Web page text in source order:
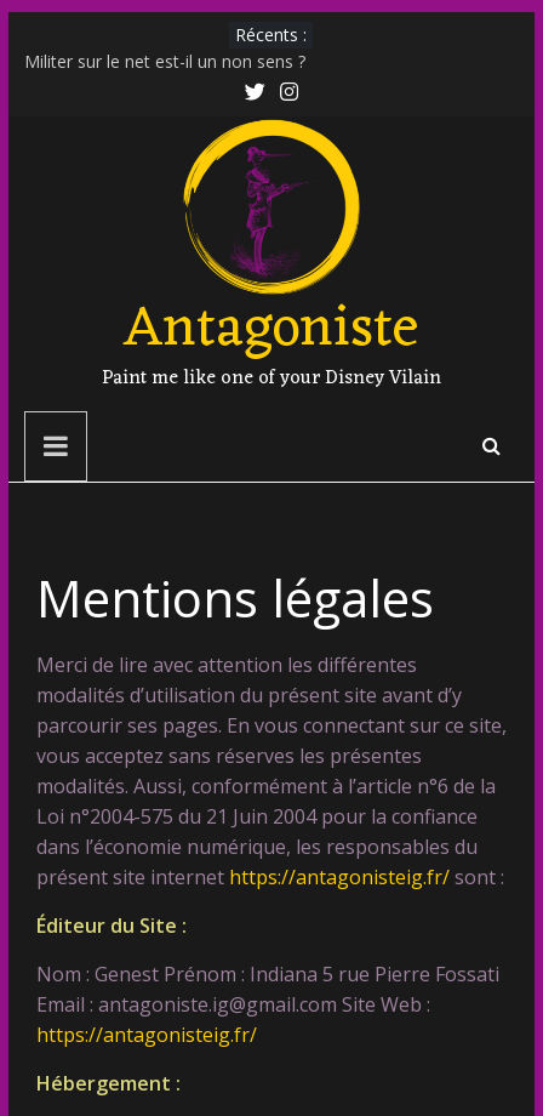
Récents :
Militer sur le net est-il un non sens ?
Outing et photographie : comment faire ?
Transphobie décomplexée : débunkage d’un discours
Transmania : le fantasme transphobe de Moutot et Stern
Muscle Mommy : analyse d’un phénomène venu des social
Antagoniste
Paint me like one of your Disney Vilain
Mentions légales
Merci de lire avec attention les différentes
modalités d’utilisation du présent site avant d’y
parcourir ses pages. En vous connectant sur ce site,
vous acceptez sans réserves les présentes
modalités. Aussi, conformément à l’article n°6 de la
Loi n°2004-575 du 21 Juin 2004 pour la confiance
dans l’économie numérique, les responsables du
présent site internet https://antagonisteig.fr/sont :
Éditeur du Site :
Nom : Genest Prénom : Indiana 5 rue Pierre Fossati
Email : antagoniste.ig@gmail.com Site Web :
https://antagonisteig.fr/
Hébergement :